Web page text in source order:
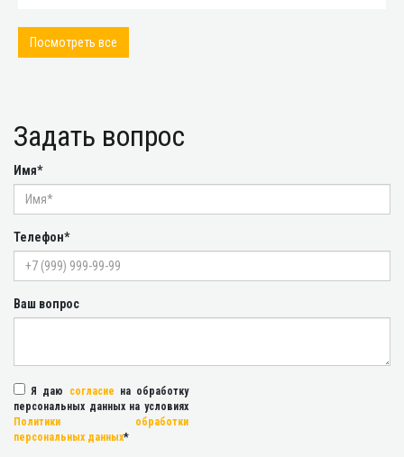
Посмотреть все
Задать вопрос
Имя*
Телефон*
Ваш вопрос
Я даю согласие на обработку
персональных данных на условиях
Политики обработки
персональных данных*